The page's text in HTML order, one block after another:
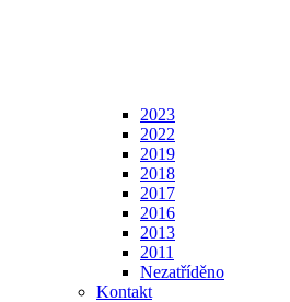
2023
2022
2019
2018
2017
2016
2013
2011
Nezatříděno
Kontakt